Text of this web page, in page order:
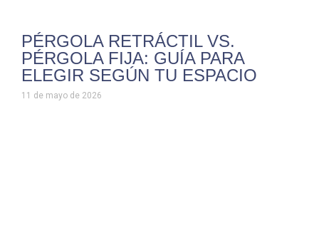
PÉRGOLA RETRÁCTIL VS.
PÉRGOLA FIJA: GUÍA PARA
ELEGIR SEGÚN TU ESPACIO
11 de mayo de 2026